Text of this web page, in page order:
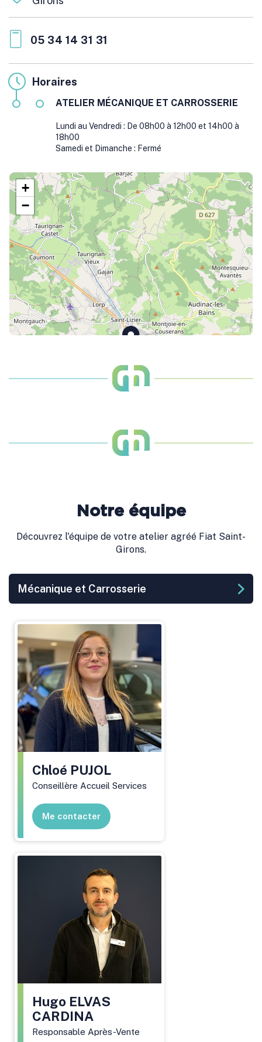
05 34 14 31 31
Horaires
ATELIER MÉCANIQUE ET CARROSSERIE
Lundi au Vendredi : De 08h00 à 12h00 et 14h00 à
18h00
Samedi et Dimanche : Fermé
+
−
Leaflet ©OpenStreetMap
Notre équipe
Découvrez l'équipe de votre atelier agréé Fiat Saint-
Girons.
Mécanique et Carrosserie
Chloé PUJOL
Conseillère Accueil Services
Me contacter
Hugo ELVAS
CARDINA
Responsable Après-Vente